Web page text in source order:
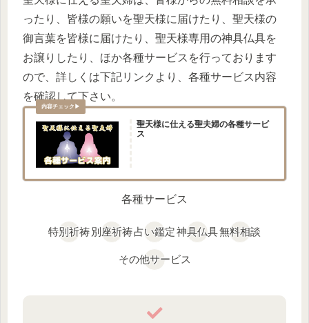
ったり、皆様の願いを聖天様に届けたり、聖天様の
御言葉を皆様に届けたり、聖天様専用の神具仏具を
お譲りしたり、ほか各種サービスを行っております
ので、詳しくは下記リンクより、各種サービス内容
を確認して下さい。
聖天様に仕える聖夫婦の各種サービ
ス
各種サービス
特別祈祷別座祈祷占い鑑定神具仏具無料相談
その他サービス